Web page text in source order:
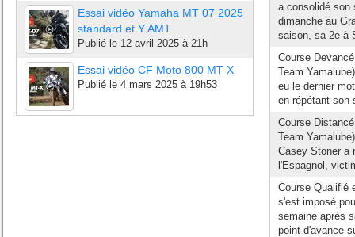
Essai vidéo Yamaha MT 07 2025
standard et Y AMT
Publié le 12 avril 2025 à 21h
Essai vidéo CF Moto 800 MT X
Publié le 4 mars 2025 à 19h53
a consolidé son
dimanche au
saison, sa 2e à
Course
Team
eu le dernier
en répétant son
Course
Team
Casey Stoner a
l'Espagnol,
Course Qualifié
s'est imposé
semaine après
point d'avance